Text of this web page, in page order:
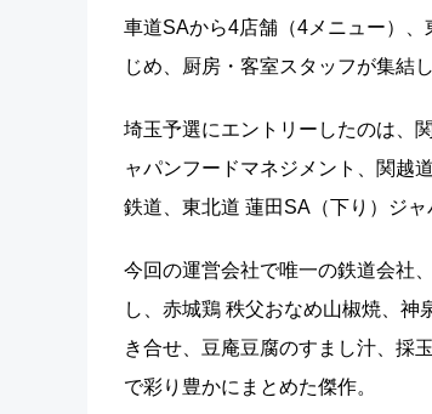
車道SAから4店舗（4メニュー）
じめ、厨房・客室スタッフが集結
埼玉予選にエントリーしたのは、
ャパンフードマネジメント、関越
鉄道、東北道 蓮田SA（下り）ジ
今回の運営会社で唯一の鉄道会社
し、赤城鶏 秩父おなめ山椒焼、
き合せ、豆庵豆腐のすまし汁、採
で彩り豊かにまとめた傑作。